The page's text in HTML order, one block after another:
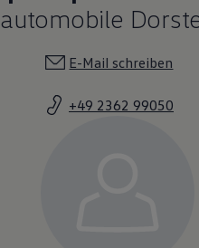
automobile
E-Mail schreiben
+49 2362 99050